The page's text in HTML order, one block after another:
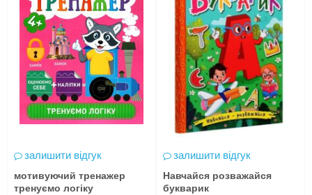
залишити відгук
мотивуючий тренажер
тренуємо логіку
залишити відгук
Навчайся розважайся
букварик